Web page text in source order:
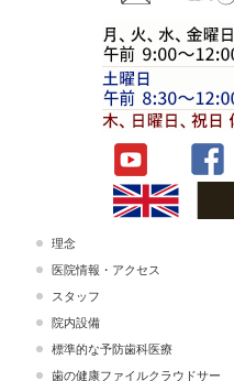
理念
医院情報・アクセス
スタッフ
院内設備
標準的な予防歯科医療
歯の健康ファイルクラウドサー